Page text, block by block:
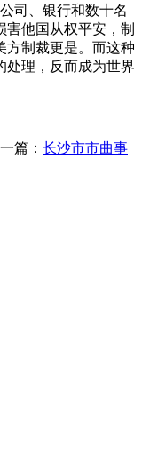
司、银行和数十名
他国从权平安，制
方制裁更是。而这种
处理，反而成为世界
篇： 长沙市市曲事